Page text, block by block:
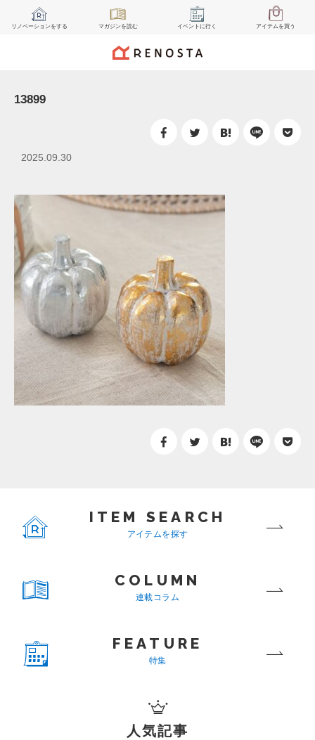
リノベーションをする マガジンを読む イベント に行く アイテムを買う
13899
2025.09.30
ITEM SEARCH
アイテムを探す
COLUMN
連載コラム
FEATURE
特集
人気記事